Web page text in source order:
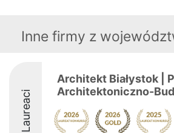
Inne firmy z
Laureaci
Architekt Białystok |
Architektoniczno-